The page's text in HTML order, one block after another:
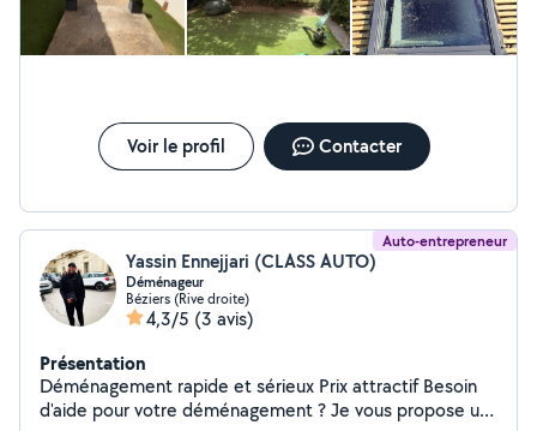
Voir le profil Contacter
Auto-entrepreneur
Yassin Ennejjari (CLASS AUTO)
Déménageur
Béziers (Rive droite)
4,3/5 (3 avis)
Présentation
Déménagement rapide et sérieux Prix attractif Besoin
d'aide pour votre déménagement ? Je vous propose un